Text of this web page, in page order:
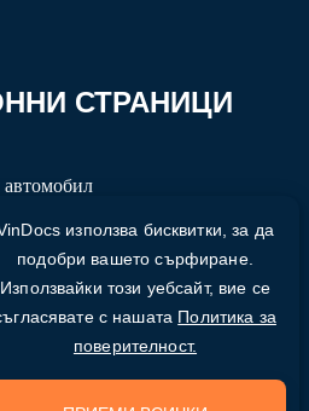
използва бисквитки, за да
подобри вашето сърфиране.
Използвайки този уебсайт, вие се
с нашата Политика за
поверителност.
СТРАНИЦИ
автомобил
запазени 2026